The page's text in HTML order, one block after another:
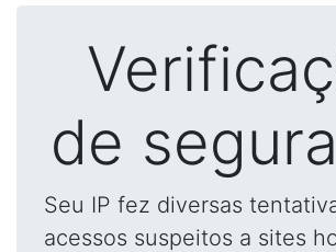
de
Seu IP fez diversas
acessos suspeitos a sites